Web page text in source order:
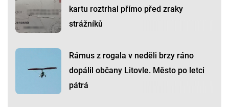
kartu roztrhal přímo před zraky
strážníků
Rámus z rogala v neděli brzy ráno
dopálil občany Litovle. Město po letci
pátrá